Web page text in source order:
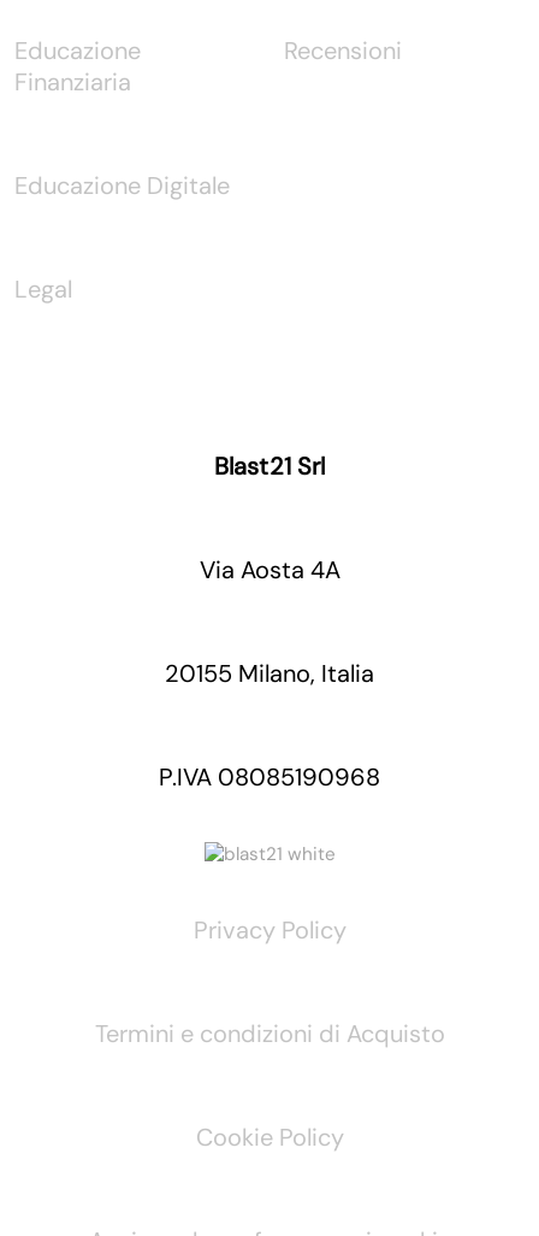
Educazione
Finanziaria
Educazione Digitale
Legal
Recensioni
Blast21 Srl
Via Aosta 4A
20155 Milano, Italia
P.IVA 08085190968
Privacy Policy
Termini e condizioni di Acquisto
Cookie Policy